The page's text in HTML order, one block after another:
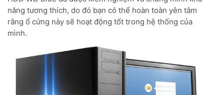
năng tương thích, do đó bạn có thể hoàn toàn yên tâm
rằng ổ cứng này sẽ hoạt động tốt trong hệ thống của
mình.